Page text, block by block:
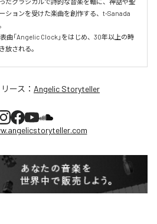
ションを受けた楽曲を創作する、t-Sanada
曲「Angelic Clock」をはじめ、30年以上の時
放される。
ース： Angelic Storyteller